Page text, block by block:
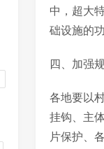
中，超大
础设施的
四、加强
各地要以
挂钩、主
片保护、